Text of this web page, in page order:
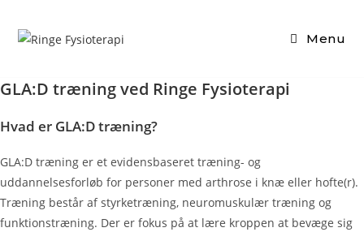
Menu
GLA:D træning ved Ringe Fysioterapi
Hvad er GLA:D træning?
GLA:D træning er et evidensbaseret træning- og
uddannelsesforløb for personer med arthrose i knæ eller hofte(r).
Træning består af styrketræning, neuromuskulær træning og
funktionstræning. Der er fokus på at lære kroppen at bevæge sig